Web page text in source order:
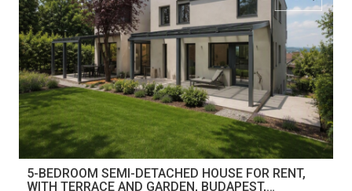
5-BEDROOM SEMI-DETACHED HOUSE FOR RENT,
WITH TERRACE AND GARDEN, BUDAPEST,